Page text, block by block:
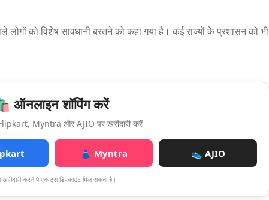
लोगों को विशेष सावधानी बरतने को कहा गया है। कई राज्यों के प्रशासन को भी
ऑनलाइन शॉपिंग करें
Myntra और AJIO पर खरीदारी करें
👗 Myntra 👟 AJIO
खरीदारी करने पे एक्स्ट्रा डिस्काउंट मिल सकता है।